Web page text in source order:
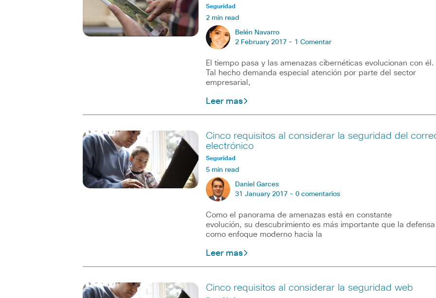
Seguridad
2 min read
Belén Navarro
2 February 2017 - 1 Comentar
El tiempo pasa y las amenazas cibernéticas evolucionan con él.
Tal hecho demanda especial atención por parte del sector
empresarial,
Leer mas
Cinco requisitos al considerar la seguridad del
electrónico
Seguridad
5 min read
Daniel Garces
31 January 2017 - 0 comentarios
Como el panorama de amenazas está en constante
evolución, su descubrimiento es más importante que la defensa
como enfoque moderno hacia la
Leer mas
Cinco requisitos al considerar la seguridad web